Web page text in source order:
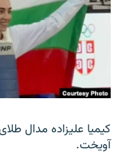
کیمیا علیزاده مدال
آویخت.